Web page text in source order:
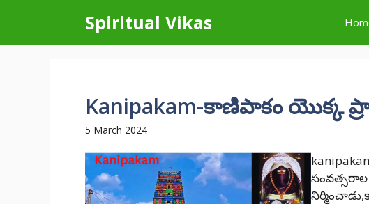
content
Spiritual Vikas
Kanipakam-కాణిపాకం యొక్క
5 March 2024
సంవత్సరాల